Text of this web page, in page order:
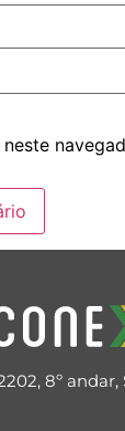
8º andar,